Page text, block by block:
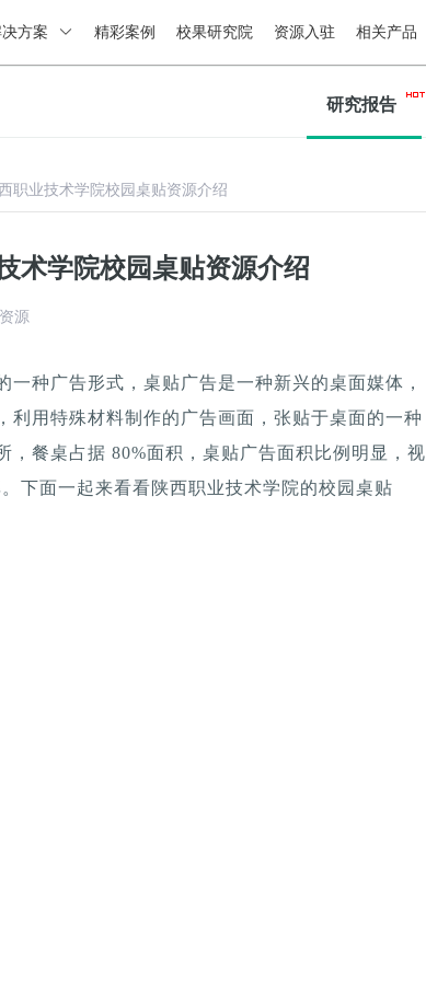
方案 精彩案例 校果研究院 资源入驻 相关产品
研究报告
职业技术学院校园桌贴资源介绍
术学院校园桌贴资源介绍
源
种广告形式，桌贴广告是一种新兴的桌面媒体，
利用特殊材料制作的广告画面，张贴于桌面的一种
，餐桌占据 80%面积，桌贴广告面积比例明显，视
下面一起来看看陕西职业技术学院的校园桌贴